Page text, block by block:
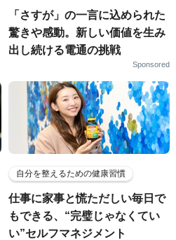
「さすが」の一言に込められた
驚きや感動。新しい価値を生み
出し続ける電通の挑戦
Sponsored
自分を整えるための健康習慣
仕事に家事と慌ただしい毎日で
もできる、“完璧じゃなくてい
い”セルフマネジメント